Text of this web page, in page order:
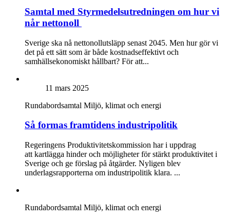
Samtal med Styrmedelsutredningen om hur vi
når nettonoll
Sverige ska nå nettonollutsläpp senast 2045. Men hur gör vi
det på ett sätt som är både kostnadseffektivt och
samhällsekonomiskt hållbart? För att...
11 mars 2025
Rundabordsamtal Miljö, klimat och energi
Så formas framtidens industripolitik
Regeringens Produktivitetskommission har i uppdrag
att kartlägga hinder och möjligheter för stärkt produktivitet i
Sverige och ge förslag på åtgärder. Nyligen blev
underlagsrapporterna om industripolitik klara. ...
Rundabordsamtal Miljö, klimat och energi